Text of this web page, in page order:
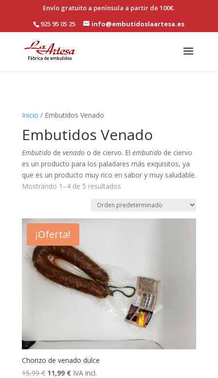
Skip to content
Abrir barra de herramientas
Envío gratuito a península a partir de 100€.
925 95 05 25
info@embutidoslaartesa.es
Inicio / Embutidos Venado
Embutidos Venado
Embutidode venadoo de ciervo. El embutidode ciervo
es un producto para los paladares más exquisitos, ya
que es un producto muy rico en sabor y muy saludable.
Mostrando 1–4 de 5 resultados
¡Oferta!
Chorizo de venado dulce
15,99€ El
11,99 €ElIVA incl.